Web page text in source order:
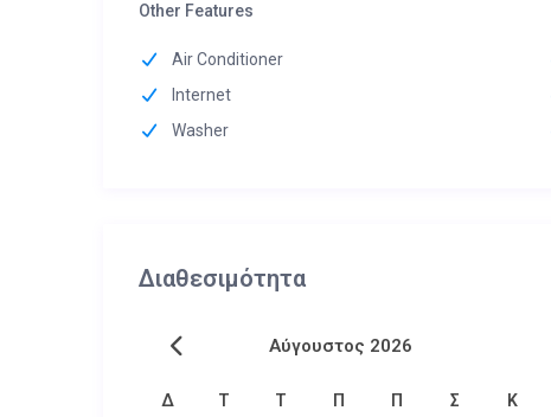
Other Features
Air Conditioner
Internet
Washer
Διαθεσιμότητα
Αύγουστος 2026
Δ Τ Τ Π Π Σ Κ